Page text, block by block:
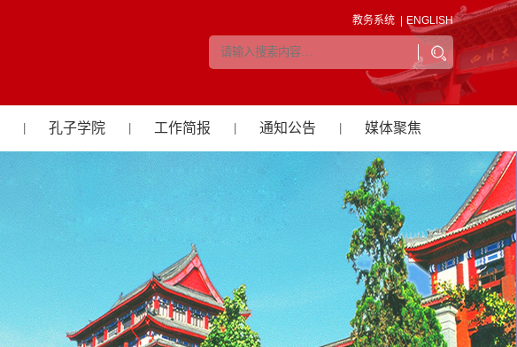
教务系统 | ENGLISH
孔子学院 工作简报 通知公告 媒体聚焦